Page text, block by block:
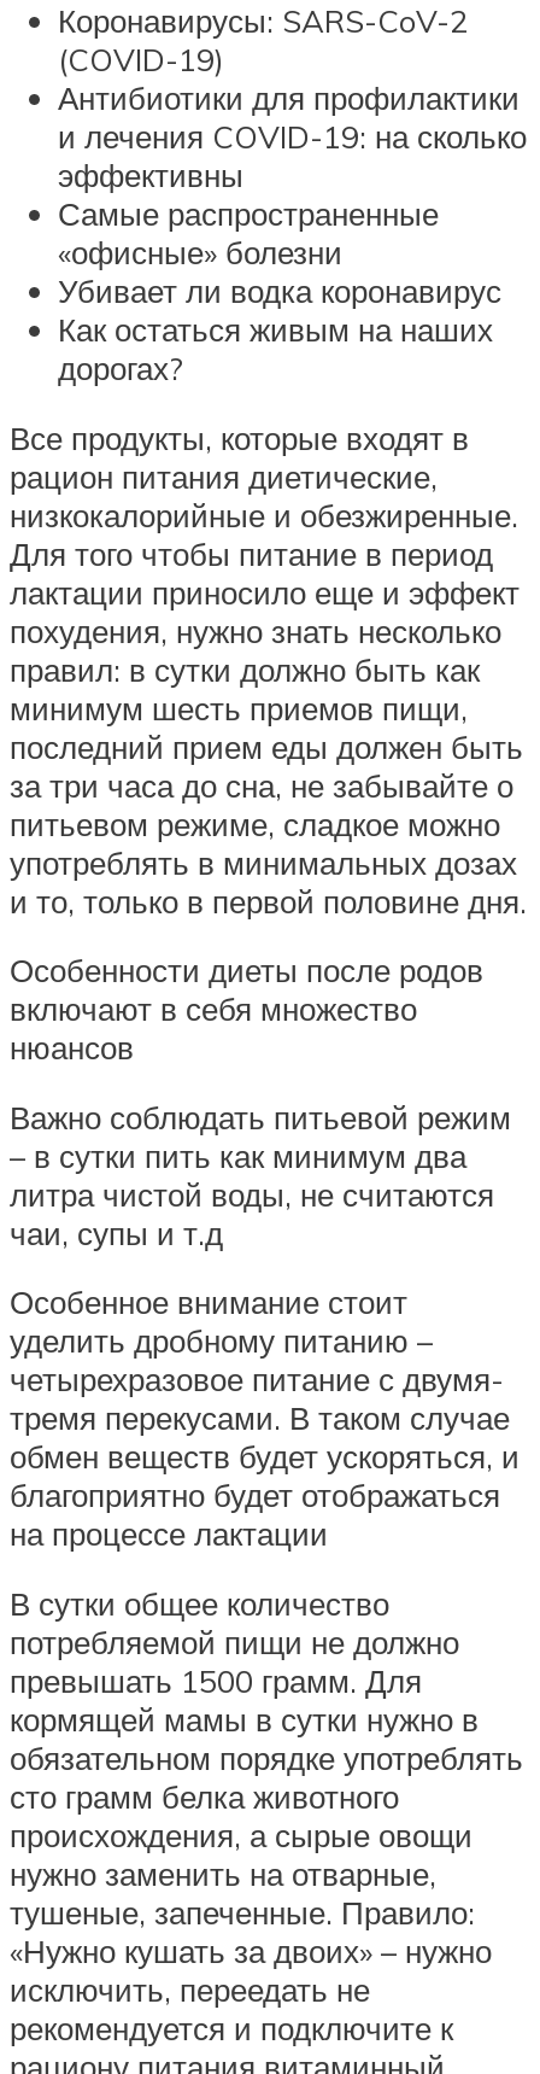
Коронавирусы: SARS-CoV-2
(COVID-19)
Антибиотики для профилактики
и лечения COVID-19: на сколько
эффективны
Самые распространенные
«офисные» болезни
Убивает ли водка коронавирус
Как остаться живым на наших
дорогах?
Все продукты, которые входят в
рацион питания диетические,
низкокалорийные и обезжиренные.
Для того чтобы питание в период
лактации приносило еще и эффект
похудения, нужно знать несколько
правил: в сутки должно быть как
минимум шесть приемов пищи,
последний прием еды должен быть
за три часа до сна, не забывайте о
питьевом режиме, сладкое можно
употреблять в минимальных дозах
и то, только в первой половине дня.
Особенности диеты после родов
включают в себя множество
нюансов
Важно соблюдать питьевой режим
– в сутки пить как минимум два
литра чистой воды, не считаются
чаи, супы и т.д
Особенное внимание стоит
уделить дробному питанию –
четырехразовое питание с двумя-
тремя перекусами. В таком случае
обмен веществ будет ускоряться, и
благоприятно будет отображаться
на процессе лактации
В сутки общее количество
потребляемой пищи не должно
превышать 1500 грамм. Для
кормящей мамы в сутки нужно в
обязательном порядке употреблять
сто грамм белка животного
происхождения, а сырые овощи
нужно заменить на отварные,
тушеные, запеченные. Правило:
«Нужно кушать за двоих» – нужно
исключить, переедать не
рекомендуется и подключите к